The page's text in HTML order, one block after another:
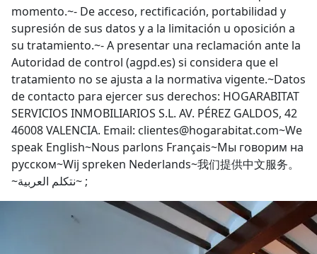
momento.~- De acceso, rectificación, portabilidad y
supresión de sus datos y a la limitación u oposición a
su tratamiento.~- A presentar una reclamación ante la
Autoridad de control (agpd.es) si considera que el
tratamiento no se ajusta a la normativa vigente.~Datos
de contacto para ejercer sus derechos: HOGARABITAT
SERVICIOS INMOBILIARIOS S.L. AV. PÉREZ GALDOS, 42
46008 VALENCIA. Email: clientes@hogarabitat.com~We
speak English~Nous parlons Français~Мы говорим на
русском~Wij spreken Nederlands~我们提供中文服务。
~نتكلم العربية~ ;